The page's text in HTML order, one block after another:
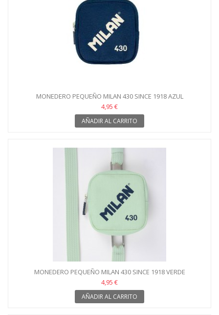
MONEDERO PEQUEÑO MILAN 430 SINCE 1918 AZUL
4,95 €
AÑADIR AL CARRITO
MONEDERO PEQUEÑO MILAN 430 SINCE 1918 VERDE
4,95 €
AÑADIR AL CARRITO